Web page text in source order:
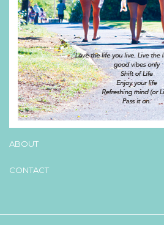
ABOUT
CONTACT